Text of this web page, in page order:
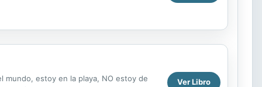
mundo, estoy en la playa, NO estoy de
Ver Libro